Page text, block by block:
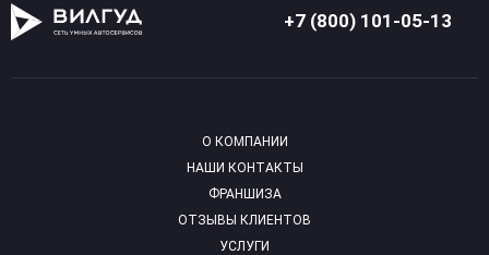
+7 (800) 101-05-13
О КОМПАНИИ
НАШИ КОНТАКТЫ
ФРАНШИЗА
ОТЗЫВЫ КЛИЕНТОВ
УСЛУГИ